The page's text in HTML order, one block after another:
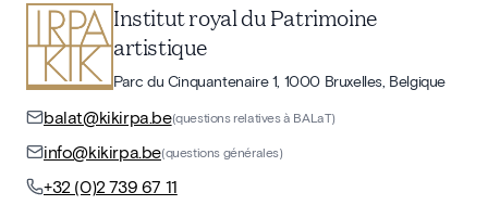
Institut royal du Patrimoine
artistique
Parc du Cinquantenaire 1, 1000 Bruxelles, Belgique
balat@kikirpa.be(questions relatives à BALaT)
info@kikirpa.be(questions générales)
+32 (0)2 739 67 11